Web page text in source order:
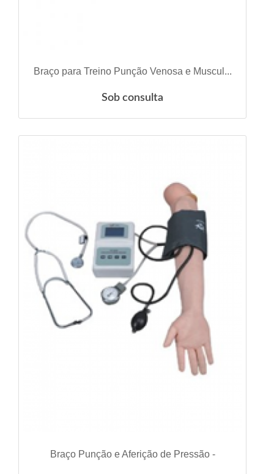
VER DETALHES
Braço para Treino Punção Venosa e Muscul...
Sob consulta
VER DETALHES
Braço Punção e Aferição de Pressão -